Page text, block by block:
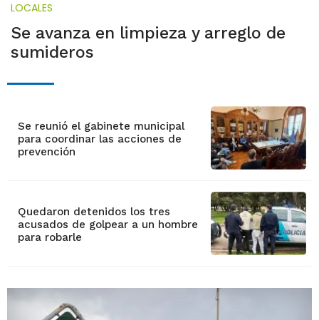
LOCALES
Se avanza en limpieza y arreglo de
sumideros
Se reunió el gabinete municipal
para coordinar las acciones de
prevención
Quedaron detenidos los tres
acusados de golpear a un hombre
para robarle